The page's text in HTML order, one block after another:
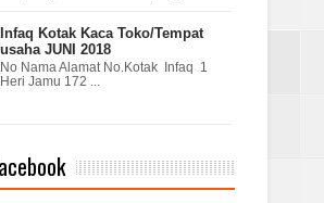
Infaq Kotak Kaca Toko/Tempat
usaha JUNI 2018
No Nama Alamat No.Kotak Infaq 1
Heri Jamu 172 ...